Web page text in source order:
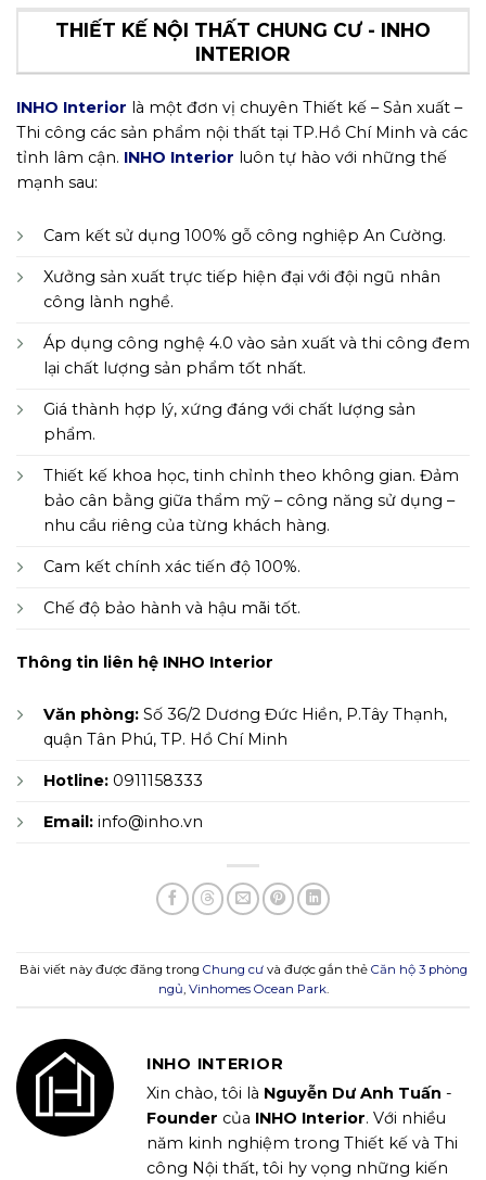
THIẾT KẾ NỘI THẤT CHUNG CƯ - INHO
INTERIOR
INHO Interior là một đơn vị chuyên Thiết kế – Sản xuất –
Thi công các sản phẩm nội thất tại TP.Hồ Chí Minh và các
tỉnh lâm cận. INHO Interior luôn tự hào với những thế
mạnh sau:
Cam kết sử dụng 100% gỗ công nghiệp An Cường.
Xưởng sản xuất trực tiếp hiện đại với đội ngũ nhân
công lành nghề.
Áp dụng công nghệ 4.0 vào sản xuất và thi công đem
lại chất lượng sản phẩm tốt nhất.
Giá thành hợp lý, xứng đáng với chất lượng sản
phẩm.
Thiết kế khoa học, tinh chỉnh theo không gian. Đảm
bảo cân bằng giữa thẩm mỹ – công năng sử dụng –
nhu cầu riêng của từng khách hàng.
Cam kết chính xác tiến độ 100%.
Chế độ bảo hành và hậu mãi tốt.
Thông tin liên hệ INHO Interior
Văn phòng: Số 36/2 Dương Đức Hiền, P.Tây Thạnh,
quận Tân Phú, TP. Hồ Chí Minh
Hotline: 0911158333
Email: info@inho.vn
Bài viết này được đăng trong Chung cưvà được gắn thẻ Căn hộ 3 phòng
ngủ Vinhomes Ocean Park.
INHO INTERIOR
Xin chào, tôi là Nguyễn Dư Anh Tuấn -
Founder của INHO Interior. Với nhiều
năm kinh nghiệm trong Thiết kế và Thi
công Nội thất, tôi hy vọng những kiến